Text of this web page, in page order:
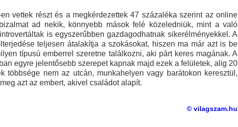
vettek részt és a megkérdezettek 47 százaléka szerint az online
ad nekik, könnyebb mások felé közeledniük, mint a való
is egyszerűbben gazdagodhatnak sikerélményekkel. A
teljesen átalakítja a szokásokat, hiszen ma már azt is be
típusú emberrel szeretne találkozni, aki párt keres magának. A
egyre jelentősebb szerepet kapnak majd ezek a felületek, alig 20
többsége nem az utcán, munkahelyen vagy barátokon keresztül,
azt az embert, akivel családot alapít.
© vilagszam.hu